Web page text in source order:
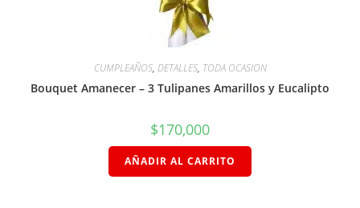
CUMPLEAÑOS, DETALLES, TODA OCASION
Bouquet Amanecer – 3 Tulipanes Amarillos y Eucalipto
$170,000
AÑADIR AL CARRITO